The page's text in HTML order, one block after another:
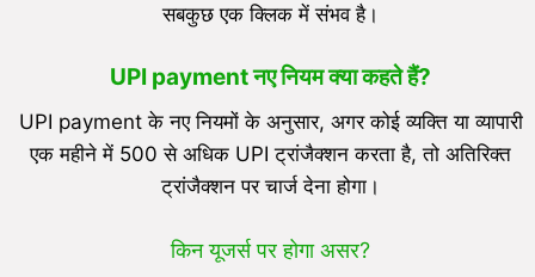
सबकुछ एक क्लिक में संभव है।
UPI payment नए नियम क्या कहते हैं?
UPI payment के नए नियमों के अनुसार, अगर कोई व्यक्ति या व्यापारी
एक महीने में 500 से अधिक UPI ट्रांजैक्शन करता है, तो अतिरिक्त
ट्रांजैक्शन पर चार्ज देना होगा।
किन यूजर्स पर होगा असर?